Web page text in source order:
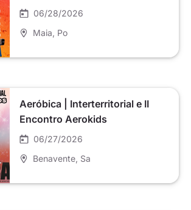
06/28/2026
Maia , Po
Aeróbica | Interterritorial e II
Encontro Aerokids
06/27/2026
Benavente , Sa